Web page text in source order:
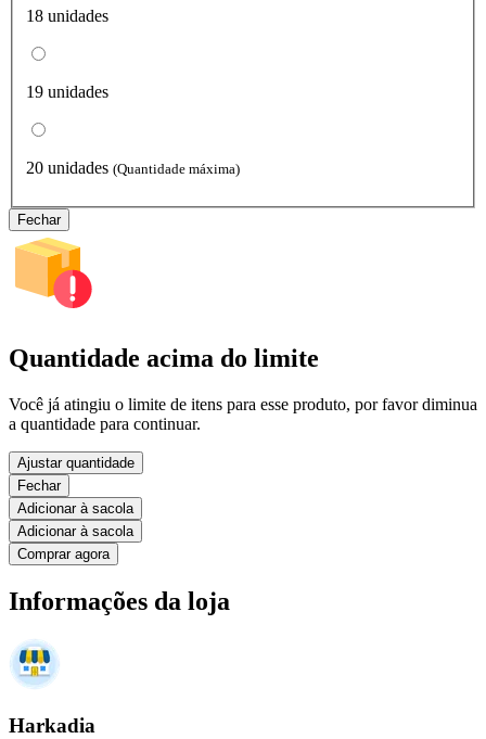
18 unidades
19 unidades
20 unidades (Quantidade máxima)
Fechar
Quantidade acima do limite
Você já atingiu o limite de itens para esse produto, por favor diminua
a quantidade para continuar.
Ajustar quantidade
Fechar
Adicionar à sacola
Adicionar à sacola
Comprar agora
Informações da loja
Harkadia